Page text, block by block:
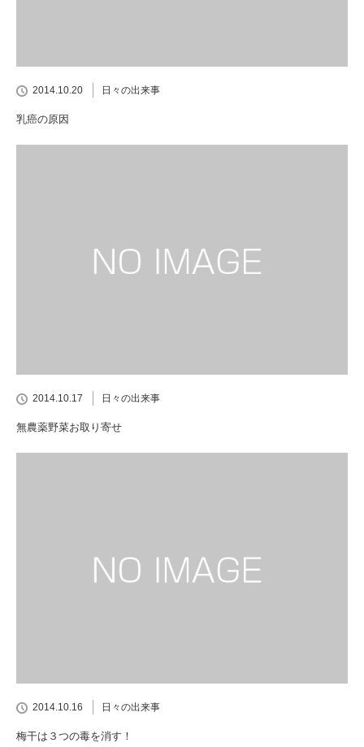
2014.10.20 日々の出来事
乳癌の原因
2014.10.17 日々の出来事
無農薬野菜お取り寄せ
2014.10.16 日々の出来事
梅干は３つの毒を消す！